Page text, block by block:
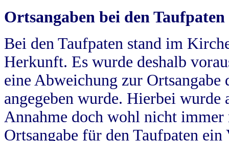
Ortsangaben bei den Taufpaten
Bei den Taufpaten stand im
Herkunft. Es wurde deshalb
eine Abweichung zur
angegeben wurde. Hierbei wurde
Annahme doch wohl nicht
Ortsangabe für den Taufpaten